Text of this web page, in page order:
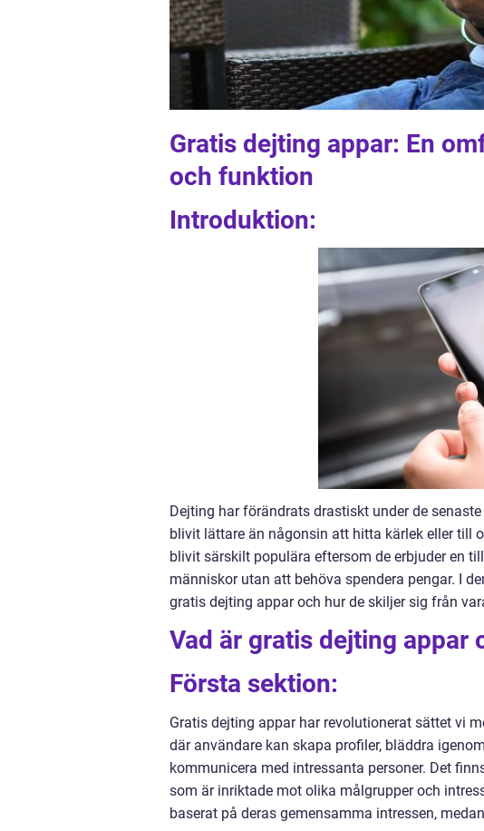
Gratis dejting appar: En
och funktion
Introduktion:
Dejting har förändrats drastiskt under de
blivit lättare än någonsin att hitta kärlek eller till
blivit särskilt populära eftersom de erbjuder en
människor utan att behöva spendera pengar. I
gratis dejting appar och hur de skiljer sig från
Vad är gratis dejting appar
Första sektion:
Gratis dejting appar har revolutionerat sättet vi
där användare kan skapa profiler, bläddra
kommunicera med intressanta personer. Det
som är inriktade mot olika målgrupper och
baserat på deras gemensamma intressen,